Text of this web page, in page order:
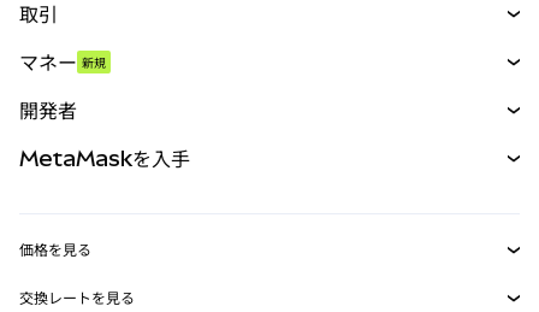
取引
パーペチュアル
RWA
マネー 新規
開発者
MetaMaskを入手
価格を見る
イーサリアムの価格
交換レートを見る